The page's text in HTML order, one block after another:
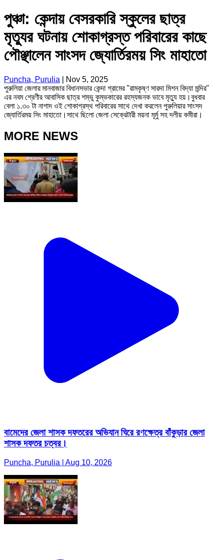
পুঞ্চা: কেন্দায় বেসরকারি স্কুলের ছাত্র
মৃত্যুর ঘটনায় শোকাগ্রস্ত পরিবারের কাছে
পৌঞ্ছালেন সাংসদ জ্যোর্তিরময় সিং মাহাতো
Puncha, Purulia
Nov 5, 2025
পুরুলিয়া জেলার মানবাজার বিধানসভার কেন্দা গ্রামের "রামকৃষ্ণ সারদা মিশন বিদ্যা মন্দির"
এর নবম শ্রেণীর আবাসিক ছাত্র শম্ভু কুম্ভকারের রহস্যজনক ভাবে মৃত্যু হয়।বুধবার
বেলা ১.৩০ টা নাগাদ ওই শোকাগ্রস্থ পরিবারের সাথে দেখা করলেন পুরুলিয়ার সাংসদ
জ্যোর্তিরময় সিং মাহাতো।সাথে ছিলো জেলা সেক্রেটারী ময়না মূর্মু সহ দলীয় কমীরা।
MORE NEWS
বামেদের জেলা শাসক দফতরের অভিযান ঘিরে রণক্ষেত্র বাঁকুড়ার জেলা
শাসক দফতর চত্বর।
Puncha, Purulia | Aug 10, 2026